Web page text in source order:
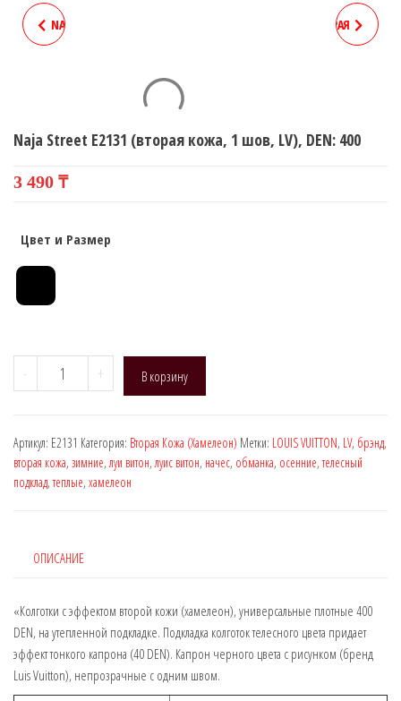
NAJA STREET E2130 (ВТОРАЯ
DEN: 400
NAJA STREET E2132 (ВТОРАЯ
Naja Street E2131 (вторая кожа, 1 шов, LV), DEN: 400
3 490 ₸
Цвет и Размер
-
Количество
товара
E2131
(вторая
кожа,
LV),
+ В корзину
Артикул: E2131 Категория: Вторая Кожа (Хамелеон) Метки: LOUIS VUITTON, LV, брэнд,
вторая кожа, зимние,луи витон,луис витон, начес, обманка, осенние,телесный
подклад,теплые, хамелеон
ОПИСАНИЕ
«Колготки с эффектом второй кожи (хамелеон), универсальные плотные 400
DEN, на утепленной подкладке. Подкладка колготок телесного цвета придает
эффект тонкого капрона (40 DEN). Капрон черного цвета с рисунком (бренд
Luis Vuitton), непрозрачные с одним швом.